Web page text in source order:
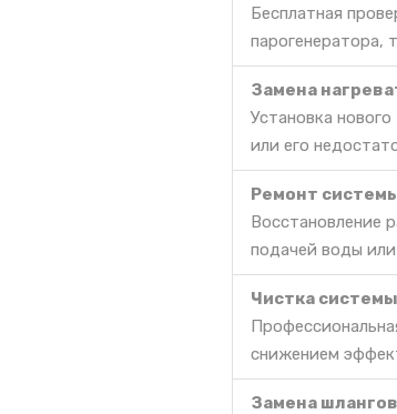
Бесплатная
парогенератора,
Замена
Установка
или его
Ремонт
Восстановление
подачей воды
Чистка
снижением
Замена